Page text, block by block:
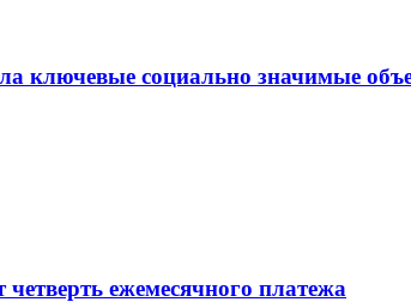
ключевые социально значимые
ежемесячного платежа